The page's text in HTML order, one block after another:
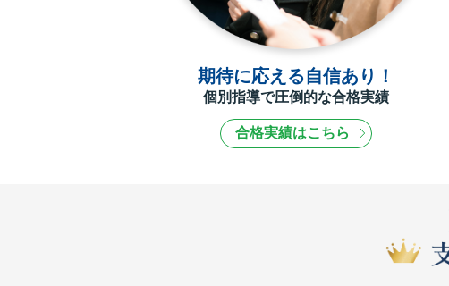
期待に応える自信あり！
個別指導で圧倒的な合格実績
合格実績はこちら